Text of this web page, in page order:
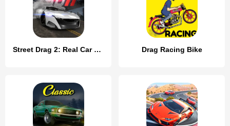
Street Drag 2: Real Car Racing Drag Racing Bike